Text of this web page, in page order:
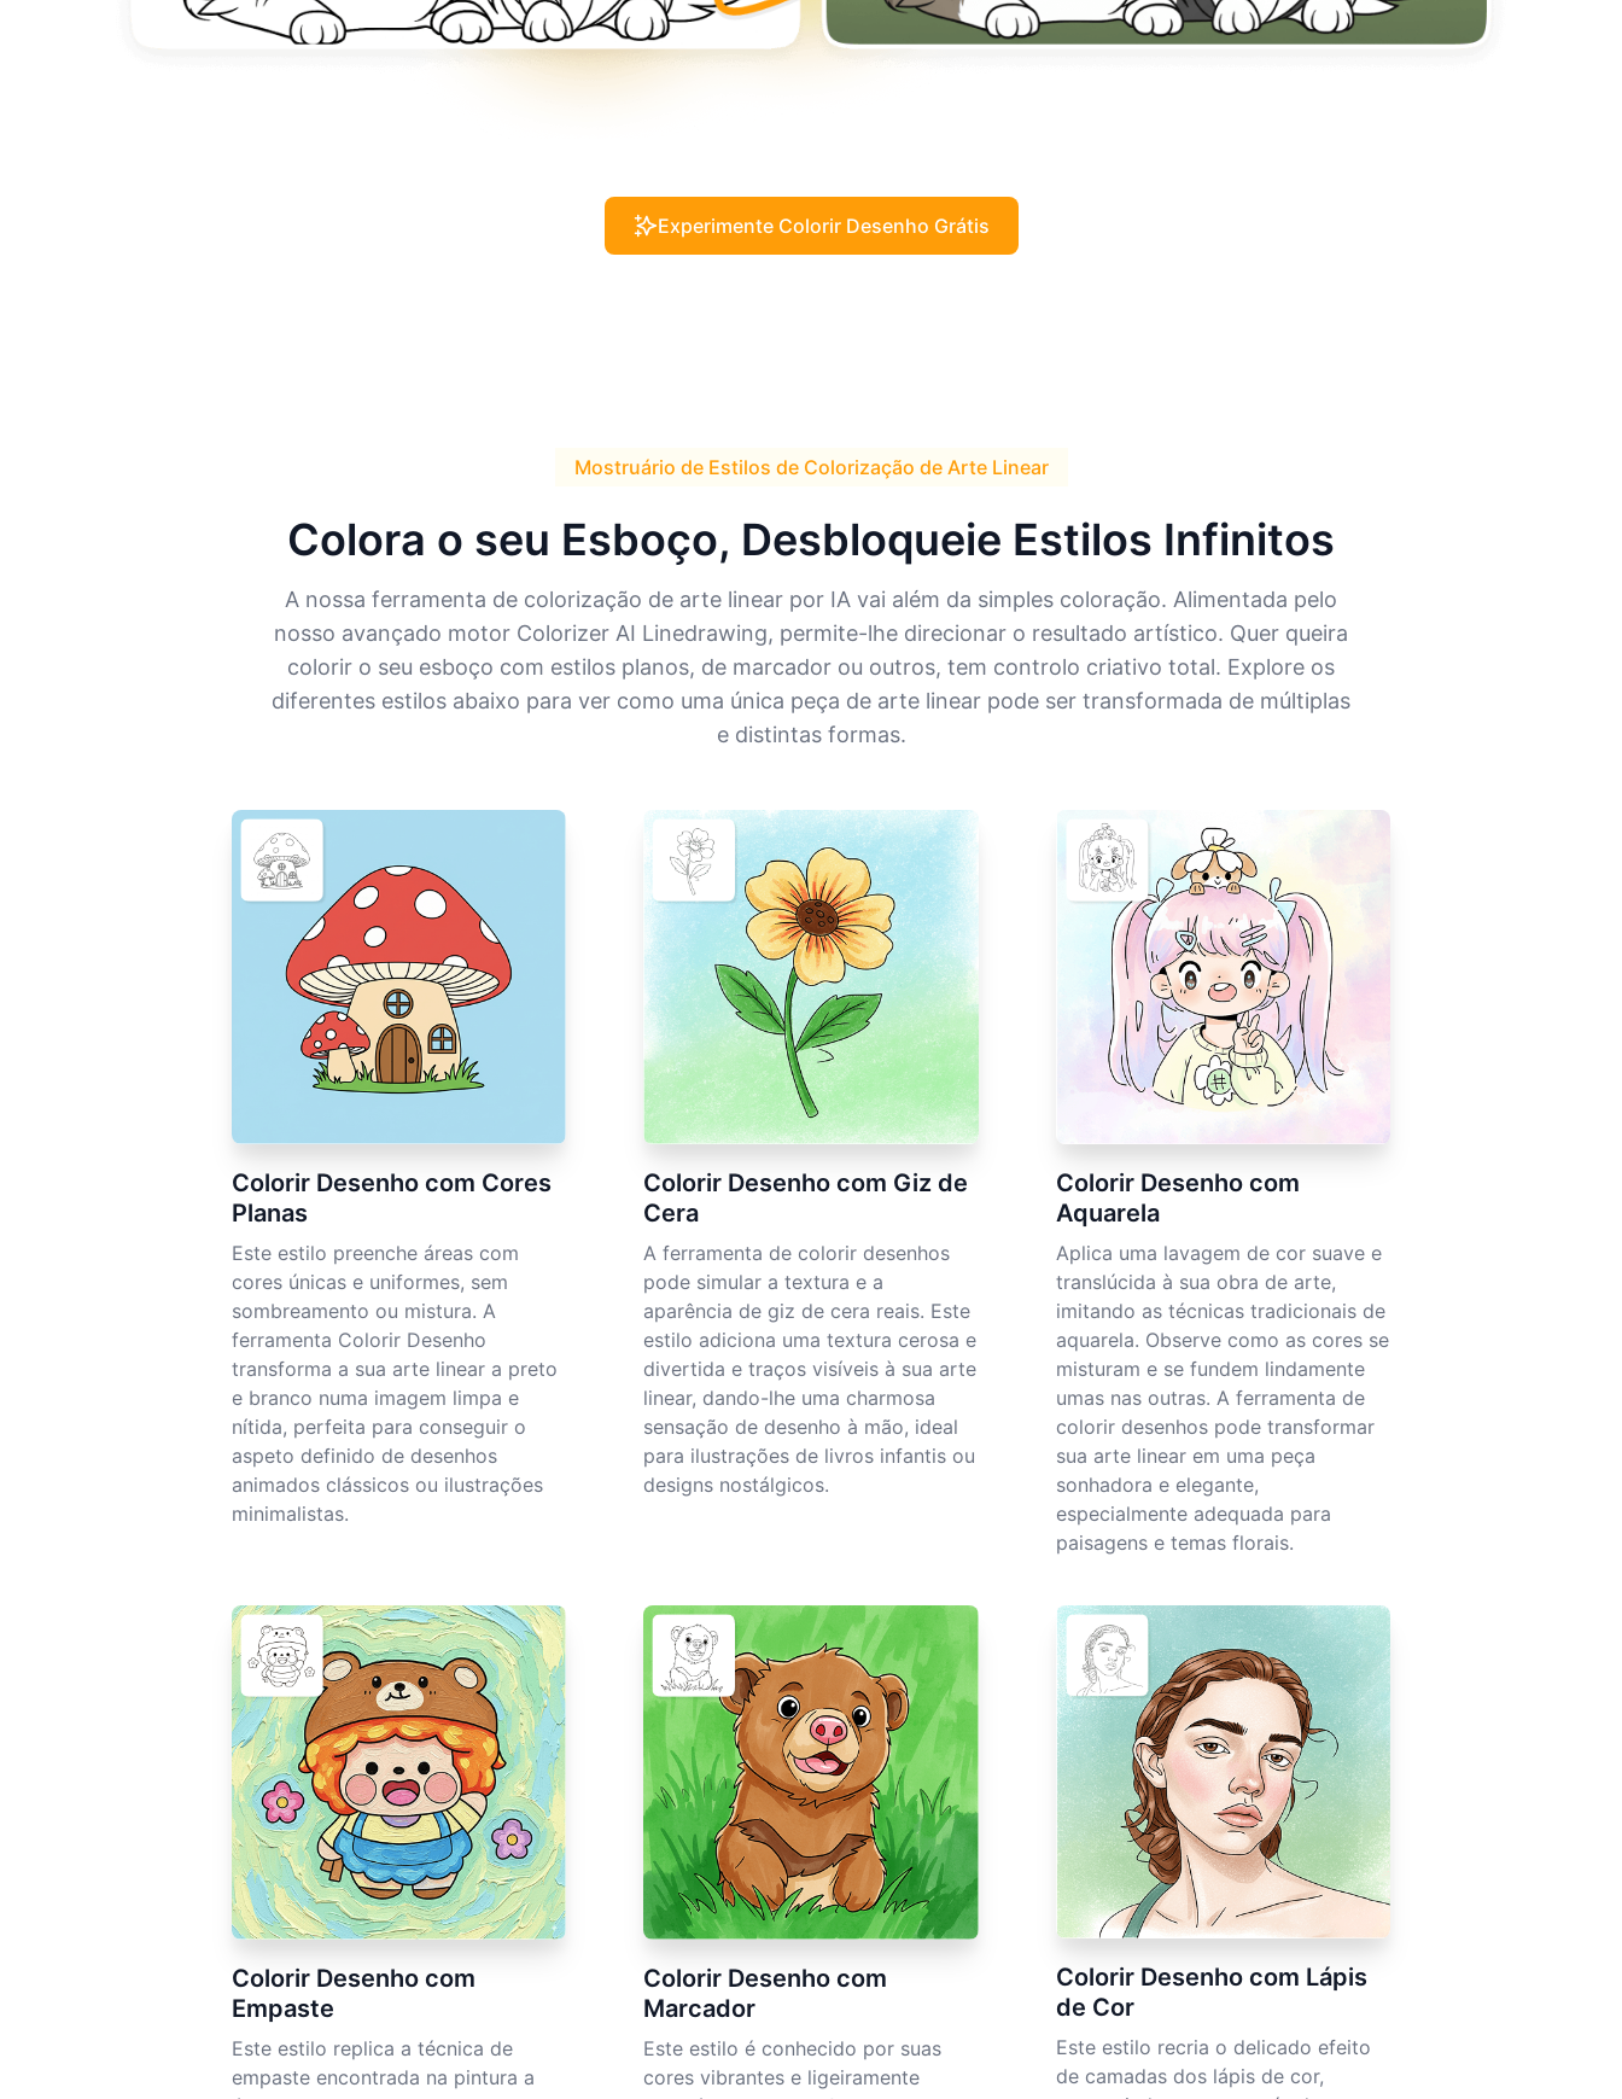
Experimente Colorir Desenho Grátis
Mostruário de Estilos de Colorização de Arte Linear
Colora o seu Esboço, Desbloqueie Estilos Infinitos
A nossa ferramenta de colorização de arte linear por IA vai além da simples coloração. Alimentada pelo
nosso avançado motor Colorizer AI Linedrawing, permite-lhe direcionar o resultado artístico. Quer queira
colorir o seu esboço com estilos planos, de marcador ou outros, tem controlo criativo total. Explore os
diferentes estilos abaixo para ver como uma única peça de arte linear pode ser transformada de múltiplas
e distintas formas.
Colorir Desenho com Cores
Planas
Este estilo preenche áreas com
cores únicas e uniformes, sem
sombreamento ou mistura. A
ferramenta Colorir Desenho
transforma a sua arte linear a preto
e branco numa imagem limpa e
nítida, perfeita para conseguir o
aspeto definido de desenhos
animados clássicos ou ilustrações
minimalistas.
Colorir Desenho com Giz de
Cera
A ferramenta de colorir desenhos
pode simular a textura e a
aparência de giz de cera reais. Este
estilo adiciona uma textura cerosa e
divertida e traços visíveis à sua arte
linear, dando-lhe uma charmosa
sensação de desenho à mão, ideal
para ilustrações de livros infantis ou
designs nostálgicos.
Colorir Desenho com
Aquarela
Aplica uma lavagem de cor suave e
translúcida à sua obra de arte,
imitando as técnicas tradicionais de
aquarela. Observe como as cores se
misturam e se fundem lindamente
umas nas outras. A ferramenta de
colorir desenhos pode transformar
sua arte linear em uma peça
sonhadora e elegante,
especialmente adequada para
paisagens e temas florais.
Colorir Desenho com
Empaste
Este estilo replica a técnica de
empaste encontrada na pintura a
Colorir Desenho com
Marcador
Este estilo é conhecido por suas
cores vibrantes e ligeiramente
Colorir Desenho com Lápis
de Cor
Este estilo recria o delicado efeito
de camadas dos lápis de cor,